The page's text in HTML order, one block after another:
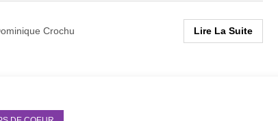
Crochu Lire La Suite